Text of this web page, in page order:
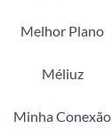
Melhor Plano
Méliuz
Minha Conexão